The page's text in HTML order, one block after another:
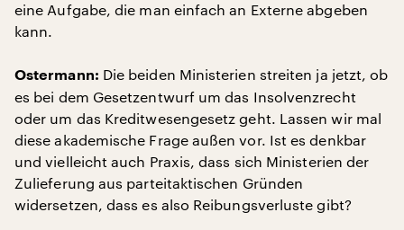
eine Aufgabe, die man einfach an Externe abgeben
kann.
Ostermann: Die beiden Ministerien streiten ja jetzt, ob
es bei dem Gesetzentwurf um das Insolvenzrecht
oder um das Kreditwesengesetz geht. Lassen wir mal
diese akademische Frage außen vor. Ist es denkbar
und vielleicht auch Praxis, dass sich Ministerien der
Zulieferung aus parteitaktischen Gründen
widersetzen, dass es also Reibungsverluste gibt?